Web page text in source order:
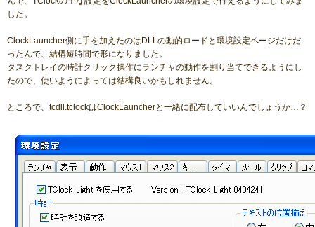
した。
ClockLauncher側に手を加えたのはDLLの動的ロードと環境設定ページだけだ
ったんで、結構短時間で形になりました。
タスクトレイの時計クリック操作にランチャの動作を割り当てできるようにし
たので、使いようによっては結構良いかもしれません。
ところで、tcdll.tclockはClockLauncherと一緒に配布していいんでしょうか…？